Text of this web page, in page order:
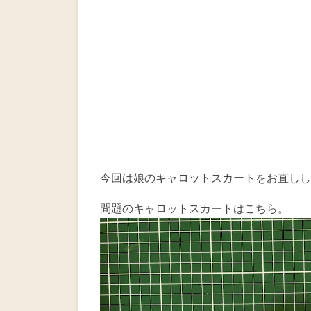
今回は娘のキャロットスカートをお直し
問題のキャロットスカートはこちら。